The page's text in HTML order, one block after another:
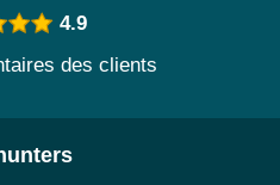
4.9
des clients